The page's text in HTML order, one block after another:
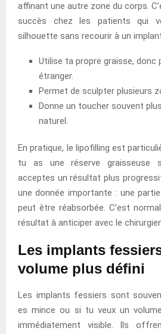
affinant une autre zone du corps.
succès chez les patients qui
silhouette sans recourir à un
Utilise ta propre graisse, donc
étranger.
Permet de sculpter plusieurs
Donne un toucher souvent
naturel.
En pratique, le lipofilling est
tu as une réserve graisseuse
acceptes un résultat plus
une donnée importante : une
peut être réabsorbée. C’est
résultat à anticiper avec le
Les implants
volume plus défini
Les implants fessiers sont
es mince ou si tu veux un
immédiatement visible. Ils